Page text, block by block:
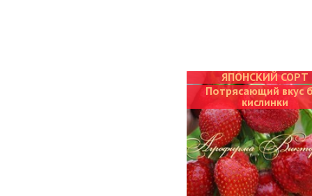
ЯПОНСКИЙ СОРТ
Потрясающий вкус
кислинки